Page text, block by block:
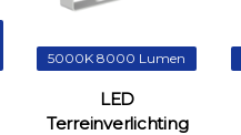
5000K 8000 Lumen
LED
Terreinverlichting